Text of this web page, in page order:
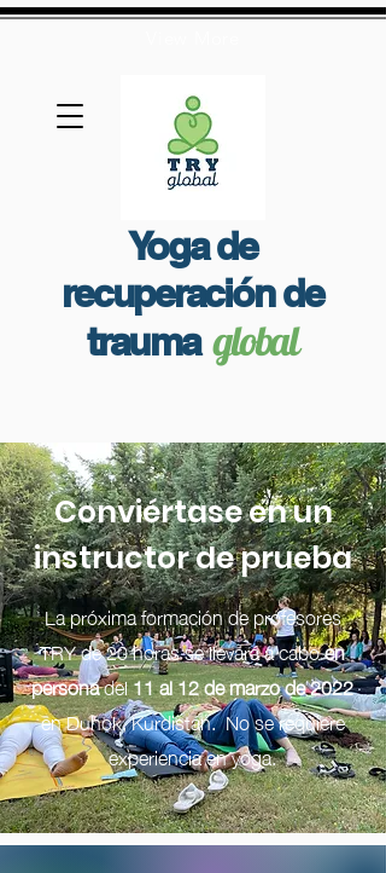
Yoga de
recuperación de
trauma global
Conviértase en un
instructor de prueba
La próxima formación de profesores
TRY de 20 horas se llevará a caboen
personadel11 al 12 de marzo de 2022
en Duhok, Kurdistán. No se requiere
experiencia en yoga.